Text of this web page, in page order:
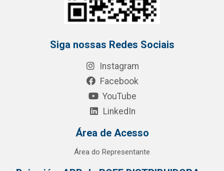
Siga nossas Redes Sociais
Instagram
Facebook
YouTube
LinkedIn
Área de Acesso
Área do Representante